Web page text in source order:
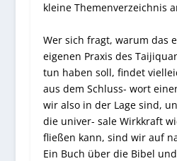
kleine Themenverzeichnis
Wer sich fragt, warum das
eigenen Praxis des
tun haben soll, findet
aus dem Schluss- wort
wir also in der Lage sind,
die univer- sale Wirkkraft
fließen kann, sind wir auf
Ein Buch über die Bibel